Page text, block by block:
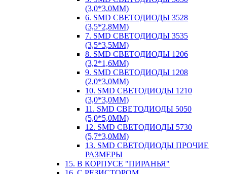
(3,0*3,0ММ)
6. SMD СВЕТОДИОДЫ 3528
(3,5*2,8ММ)
7. SMD СВЕТОДИОДЫ 3535
(3,5*3,5ММ)
8. SMD СВЕТОДИОДЫ 1206
(3,2*1,6ММ)
9. SMD СВЕТОДИОДЫ 1208
(2,0*3,0ММ)
10. SMD СВЕТОДИОДЫ 1210
(3,0*3,0ММ)
11. SMD СВЕТОДИОДЫ 5050
(5,0*5,0ММ)
12. SMD СВЕТОДИОДЫ 5730
(5,7*3,0ММ)
13. SMD СВЕТОДИОДЫ ПРОЧИЕ
РАЗМЕРЫ
15. В КОРПУСЕ "ПИРАНЬЯ"